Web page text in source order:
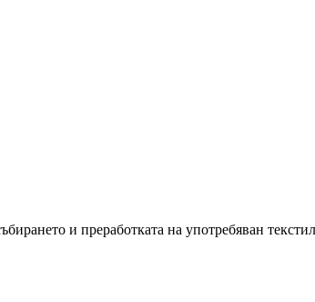
и преработката на употребяван